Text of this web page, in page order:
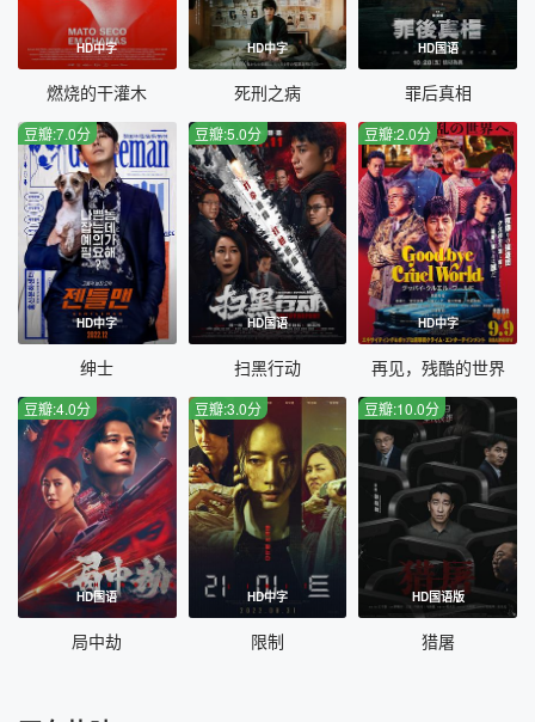
HD中字
燃烧的干灌木
HD中字
死刑之病
HD国语
罪后真相
HD中字
豆瓣:7.0分
绅士
HD国语
豆瓣:5.0分
扫黑行动
HD中字
豆瓣:2.0分
再见，残酷的世界
HD国语
豆瓣:4.0分
局中劫
HD中字
豆瓣:3.0分
限制
HD国语版
豆瓣:10.0分
猎屠